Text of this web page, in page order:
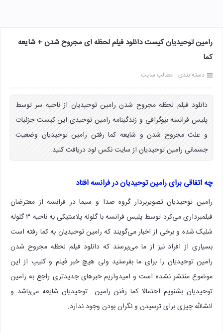
رامین توحیدیان کیست دانلود فیلم لحظه ای مجروح شدن + شایعه
کما
دسته بندی : مطالب سایت
دانلود فیلم لحظه مجروح شدن رامین توحیدیان از ناحیه سر توسط
پلیس فرانسه بیوگرافی و زندگینامه رامین توحیدی این کیست جزئیات
و علت مجروح شدن و شایعه کما رفتن رامین توحیدیان وضعیت
جسمانی رامین توحیدیان از سایت نکس لود دریافت کنید.
چه اتفاقی برای رامین توحیدیان در فرانسه افتاد
رامین توحیدیان تصویربردار گروه صدا و سیما در فرانسه از معترضان
فیلمبرداری می‌کرد توسط پلیس فرانسه با گلوله پلاستیکی به ناحیه ۳ گلوله
شلیک شده و برخی از اخبار می‌گویند که رامین توحیدیان به کما رفته است
بسیاری از افراد نیز از ما می‌پرسند که دانلود فیلم لحظه مجروح شدن
رامین توحیدیان را برای ما بفرستید ولی هیچ خبر فیلم و کلیپ از این
موضوع منتشر نشده است و امیدواریم خبرهای جدیدتری راجع به رامین
توحیدیان بشنویم احتمالا کما رفتن رامین توحیدیان شایعه می‌باشد و
انشالله چیزی برای ترسیدن و نگران بودن وجود ندارد.